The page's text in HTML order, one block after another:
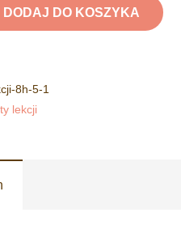
DODAJ DO KOSZYKA
8h-5-1
lekcji